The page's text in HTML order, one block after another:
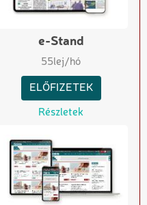
e-Stand
55lej/hó
ELŐFIZETEK
Részletek